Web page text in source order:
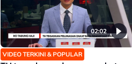
02:02
VIDEO TERKINI & POPULAR